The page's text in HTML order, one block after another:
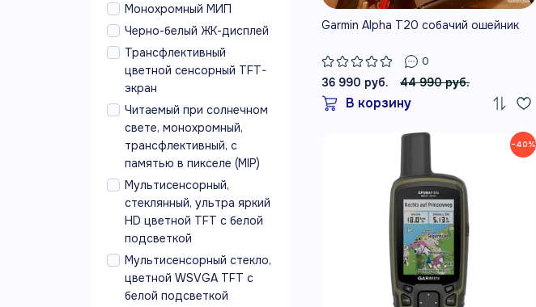
Монохромный МИП
Черно-белый ЖК-дисплей
Трансфлективный
цветной сенсорный TFT-
экран
Читаемый при солнечном
свете, монохромный,
трансфлективный, с
памятью в пикселе (MIP)
Мультисенсорный,
стеклянный, ультра яркий
HD цветной TFT с белой
подсветкой
Мультисенсорный стекло,
цветной WSVGA TFT с
белой подсветкой
Garmin Alpha T20 собачий ошейник
0
36 990 руб. 44 990 руб.
В корзину
−40%